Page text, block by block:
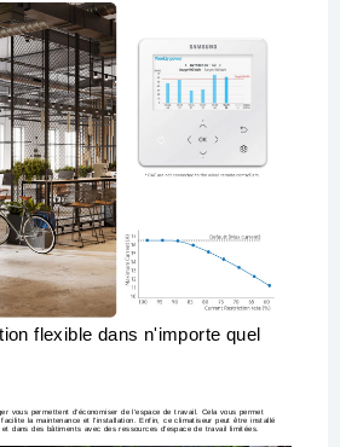
flexible dans n'importe quel
vous permettent d'économiser de l'espace de travail. Cela vous permet
la maintenance et l'installation. Enfin, ce climatiseur peut être installé
dans des bâtiments avec des ressources d'espace de travail limitées.